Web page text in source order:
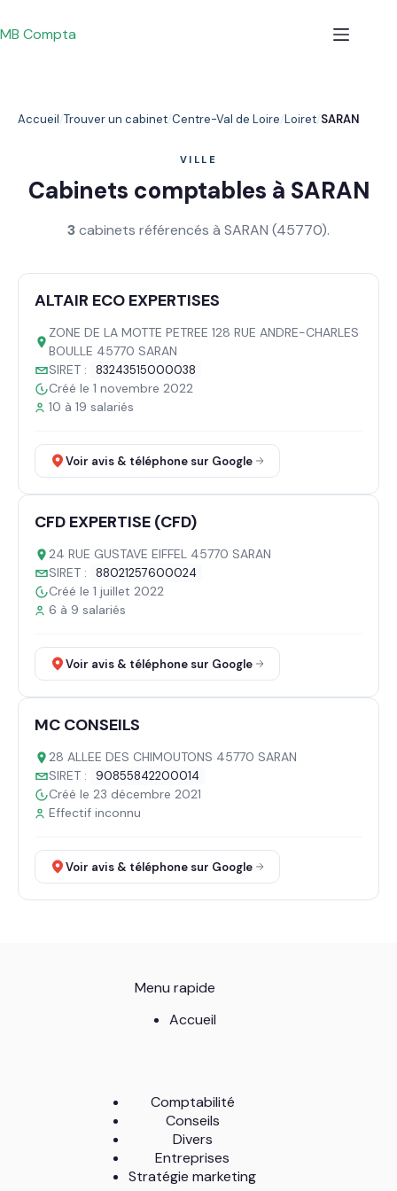
au
contenu
MB Compta
Accueil Trouver un cabinet Centre-Val de Loire Loiret SARAN
VILLE
Cabinets comptables à SARAN
3cabinets référencés à SARAN (45770).
ALTAIR ECO EXPERTISES
ZONE DE LA MOTTE PETREE 128 RUE ANDRE-CHARLES
BOULLE 45770 SARAN
SIRET :
83243515000038
Créé le 1 novembre 2022
10 à 19 salariés
Voir avis & téléphone sur Google
CFD EXPERTISE (CFD)
24 RUE GUSTAVE EIFFEL 45770 SARAN
SIRET :
88021257600024
Créé le 1 juillet 2022
6 à 9 salariés
Voir avis & téléphone sur Google
MC CONSEILS
28 ALLEE DES CHIMOUTONS 45770 SARAN
SIRET :
90855842200014
Créé le 23 décembre 2021
Effectif inconnu
Voir avis & téléphone sur Google
Menu rapide
Accueil
Comptabilité
Conseils
Divers
Entreprises
Stratégie marketing